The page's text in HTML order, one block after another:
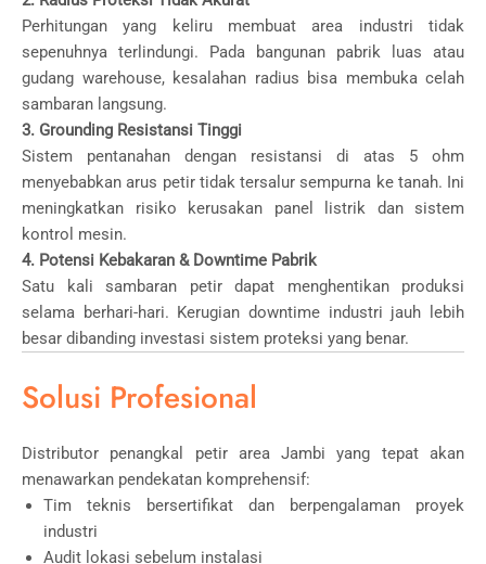
Perhitungan yang keliru membuat area industri tidak
sepenuhnya terlindungi. Pada bangunan pabrik luas atau
gudang warehouse, kesalahan radius bisa membuka celah
sambaran langsung.
3. Grounding Resistansi Tinggi
Sistem pentanahan dengan resistansi di atas 5 ohm
menyebabkan arus petir tidak tersalur sempurna ke tanah. Ini
meningkatkan risiko kerusakan panel listrik dan sistem
kontrol mesin.
4. Potensi Kebakaran & Downtime Pabrik
Satu kali sambaran petir dapat menghentikan produksi
selama berhari-hari. Kerugian downtime industri jauh lebih
besar dibanding investasi sistem proteksi yang benar.
Solusi Profesional
Distributor penangkal petir area Jambi yang tepat akan
menawarkan pendekatan komprehensif:
Tim teknis bersertifikat dan berpengalaman proyek
industri
Audit lokasi sebelum instalasi